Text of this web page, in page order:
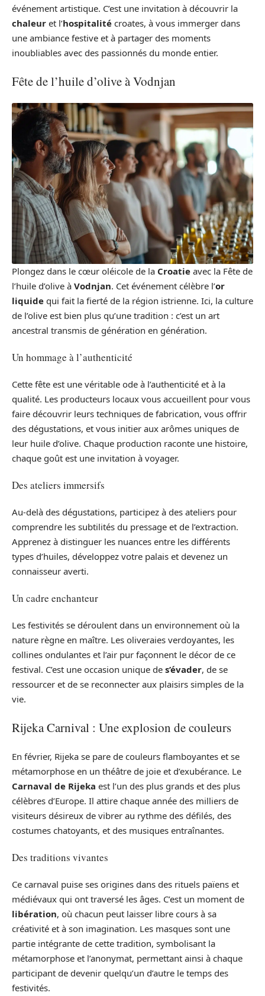
événement artistique. C’est une invitation à découvrir la
chaleur et l’hospitalité croates, à vous immerger dans
une ambiance festive et à partager des moments
inoubliables avec des passionnés du monde entier.
Fête de l’huile d’olive à Vodnjan
Plongez dans le cœur oléicole de la Croatie avec la Fête de
l’huile d’olive à Vodnjan. Cet événement célèbre l’or
liquide qui fait la fierté de la région istrienne. Ici, la culture
de l’olive est bien plus qu’une tradition : c’est un art
ancestral transmis de génération en génération.
Un hommage à l’authenticité
Cette fête est une véritable ode à l’authenticité et à la
qualité. Les producteurs locaux vous accueillent pour vous
faire découvrir leurs techniques de fabrication, vous offrir
des dégustations, et vous initier aux arômes uniques de
leur huile d’olive. Chaque production raconte une histoire,
chaque goût est une invitation à voyager.
Des ateliers immersifs
Au-delà des dégustations, participez à des ateliers pour
comprendre les subtilités du pressage et de l’extraction.
Apprenez à distinguer les nuances entre les différents
types d’huiles, développez votre palais et devenez un
connaisseur averti.
Un cadre enchanteur
Les festivités se déroulent dans un environnement où la
nature règne en maître. Les oliveraies verdoyantes, les
collines ondulantes et l’air pur façonnent le décor de ce
festival. C’est une occasion unique de s’évader, de se
ressourcer et de se reconnecter aux plaisirs simples de la
vie.
Rijeka Carnival : Une explosion de couleurs
En février, Rijeka se pare de couleurs flamboyantes et se
métamorphose en un théâtre de joie et d’exubérance. Le
Carnaval de Rijeka est l’un des plus grands et des plus
célèbres d’Europe. Il attire chaque année des milliers de
visiteurs désireux de vibrer au rythme des défilés, des
costumes chatoyants, et des musiques entraînantes.
Des traditions vivantes
Ce carnaval puise ses origines dans des rituels païens et
médiévaux qui ont traversé les âges. C’est un moment de
libération, où chacun peut laisser libre cours à sa
créativité et à son imagination. Les masques sont une
partie intégrante de cette tradition, symbolisant la
métamorphose et l’anonymat, permettant ainsi à chaque
participant de devenir quelqu’un d’autre le temps des
festivités.